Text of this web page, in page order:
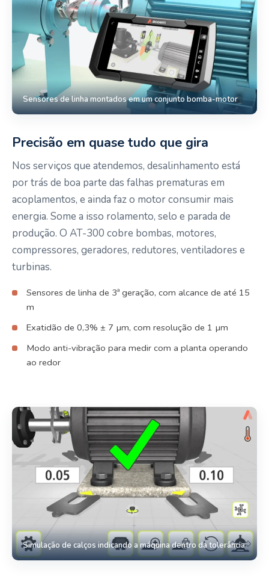
Sensores de linha montados em um conjunto bomba-motor
Precisão em quase tudo que gira
Nos serviços que atendemos, desalinhamento está
por trás de boa parte das falhas prematuras em
acoplamentos, e ainda faz o motor consumir mais
energia. Some a isso rolamento, selo e parada de
produção. O AT-300 cobre bombas, motores,
compressores, geradores, redutores, ventiladores e
turbinas.
Sensores de linha de 3ª geração, com alcance de até 15
m
Exatidão de 0,3% ± 7 µm, com resolução de 1 µm
Modo anti-vibração para medir com a planta operando
ao redor
Simulação de calços indicando a máquina dentro da tolerância